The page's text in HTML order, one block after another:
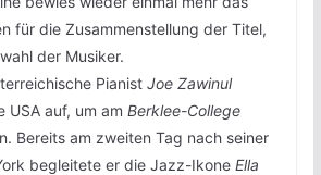
für die Zusammenstellung der Titel,
der Musiker.
PianistJoe Zawinul
USA auf, um am Berklee-College
Bereits am zweiten Tag nach seiner
begleitete er die Jazz-Ikone Ella